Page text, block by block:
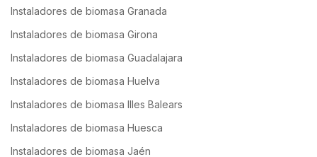
Instaladores de biomasa Granada
Instaladores de biomasa Girona
Instaladores de biomasa Guadalajara
Instaladores de biomasa Huelva
Instaladores de biomasa Illes Balears
Instaladores de biomasa Huesca
Instaladores de biomasa Jaén